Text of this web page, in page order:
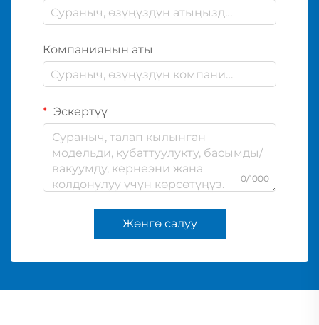
Компаниянын аты
Эскертүү
0/1000
Жөнгө салуу